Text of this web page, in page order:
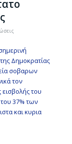
Δημοκρατίας
σοβαρων
τον
του
37% των
και κυρια